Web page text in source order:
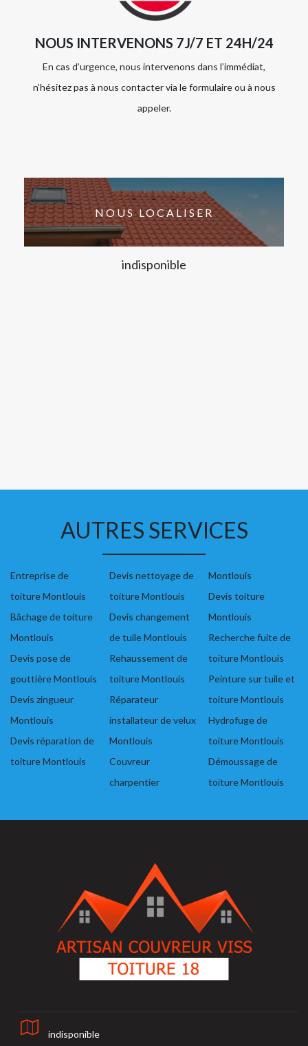
NOUS INTERVENONS 7J/7 ET 24H/24
En cas d’urgence, nous intervenons dans l’immédiat,
n’hésitez pas à nous contacter via le formulaire ou à nous
appeler.
NOUS LOCALISER
indisponible
AUTRES SERVICES
Entreprise de
toiture Montlouis
Bâchage de toiture
Montlouis
Devis pose de
gouttière Montlouis
Devis zingueur
Montlouis
Devis réparation de
toiture Montlouis
Devis nettoyage de
toiture Montlouis
Devis changement
de tuile Montlouis
Rehaussement de
toiture Montlouis
Réparateur
installateur de velux
Montlouis
Couvreur
charpentier
Montlouis
Devis toiture
Montlouis
Recherche fuite de
toiture Montlouis
Peinture sur tuile et
toiture Montlouis
Hydrofuge de
toiture Montlouis
Démoussage de
toiture Montlouis
indisponible